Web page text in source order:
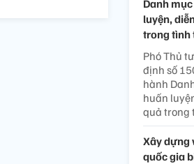
Danh
luyện,
trong tình
Phó Thủ
định số
hành
huấn
quả trong
Xây dựng
quốc gia